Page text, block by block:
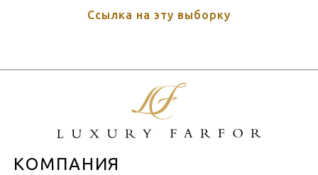
Ссылка на эту выборку
КОМПАНИЯ